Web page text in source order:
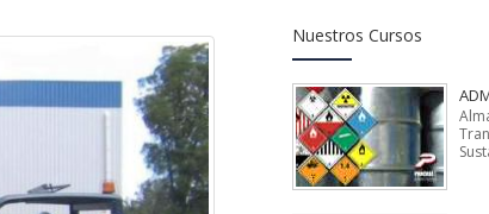
Nuestros Cursos